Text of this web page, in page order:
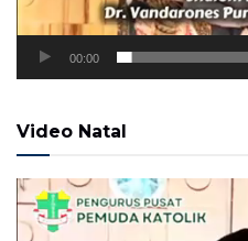
00:00
Video Natal
Pemutar
Video